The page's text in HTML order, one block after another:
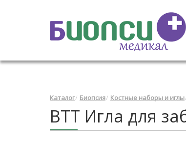
Каталог Биопсия Костные наборы и иглы
BTT Игла для